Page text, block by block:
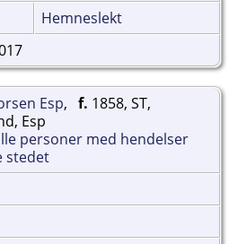
Hemneslekt
Esp, f. 1858, ST,
Esp